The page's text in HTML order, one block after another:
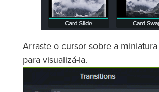
Arraste o cursor sobre a
para visualizá-la.